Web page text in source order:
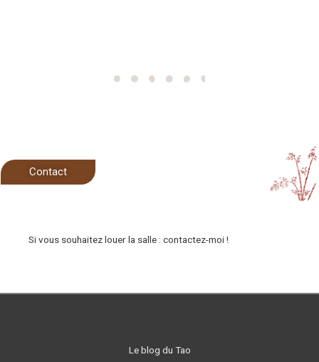
Contact
Si vous souhaitez louer la salle : contactez-moi !
Le blog du Tao